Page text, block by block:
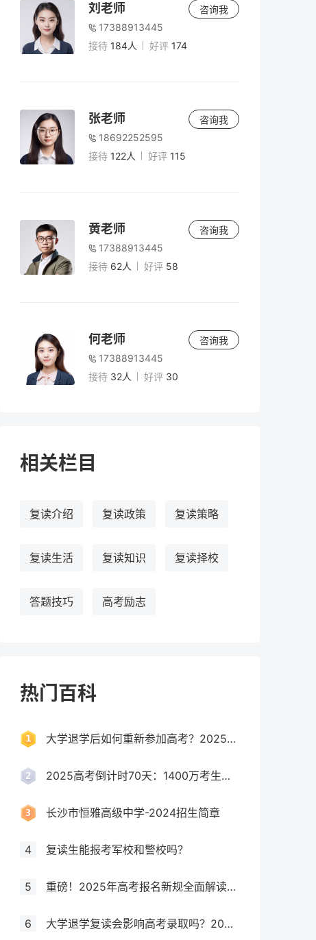
刘老师
17388913445
接待 184人 好评 174
咨询我
张老师
18692252595
接待 122人 好评 115
咨询我
黄老师
17388913445
接待 62人 好评 58
咨询我
何老师
17388913445
接待 32人 好评 30
咨询我
相关栏目
复读介绍 复读政策 复读策略
复读生活 复读知识 复读择校
答题技巧 高考励志
热门百科
大学退学后如何重新参加高考？2025年最新政策全解析
2025高考倒计时70天：1400万考生创历史新高，复读生占比突破40%！
长沙市恒雅高级中学-2024招生简章
4 复读生能报考军校和警校吗？
5 重磅！2025年高考报名新规全面解读，这些考生将失去报考资格！
6 大学退学复读会影响高考录取吗？2025年最新政策解读与成功策略